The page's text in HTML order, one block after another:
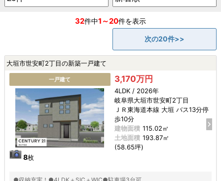
32件中1～20件を表示
次の20件>>
大垣市世安町2丁目の新築一戸建て
一戸建て
8枚
3,170万円
4LDK / 2026年
岐阜県大垣市世安町2丁目
ＪＲ東海道本線 大垣 バス13分停
歩10分
建物面積 115.02㎡
土地面積 193.87㎡
(58.65坪)
●収納充実！●4LDK＋SIC＋WIC●駐車場3台可